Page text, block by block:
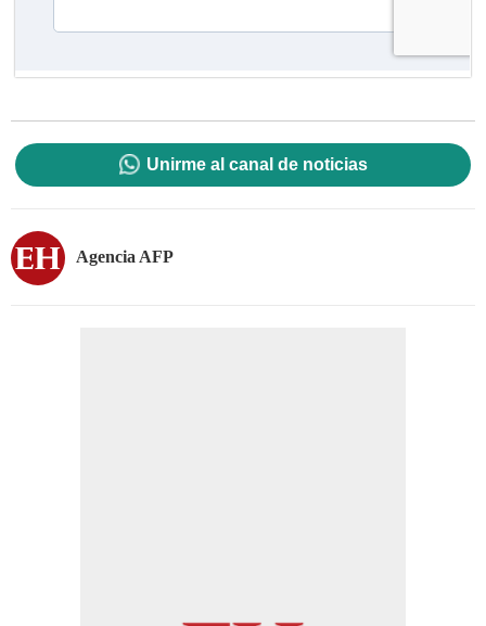
Unirme al canal de noticias
Agencia AFP